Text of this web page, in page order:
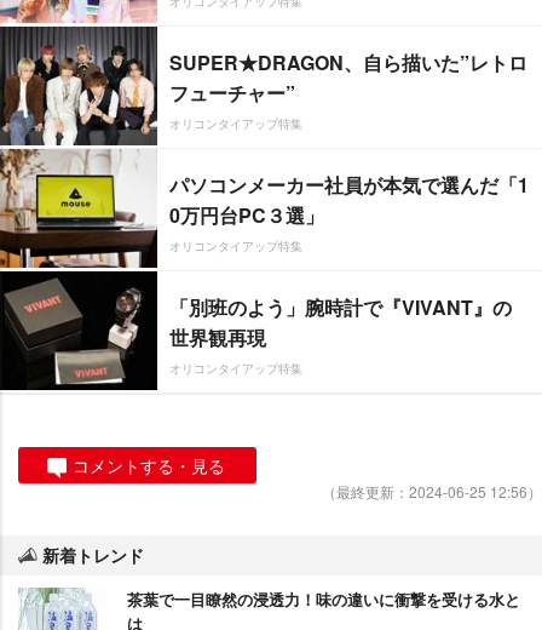
SUPER★DRAGON、自ら描いた”レトロ
フューチャー”
オリコンタイアップ特集
パソコンメーカー社員が本気で選んだ「1
0万円台PC３選」
オリコンタイアップ特集
「別班のよう」腕時計で『VIVANT』の
世界観再現
オリコンタイアップ特集
コメントする・見る
（最終更新：2024-06-25 12:56）
新着トレンド
茶葉で一目瞭然の浸透力！味の違いに衝撃を受ける水と
は